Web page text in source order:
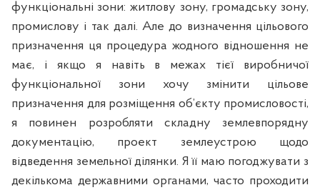
функціональні зони: житлову зону, громадську зону,
промислову і так далі. Але до визначення цільового
призначення ця процедура жодного відношення не
має, і якщо я навіть в межах тієї виробничої
функціональної зони хочу змінити цільове
призначення для розміщення об’єкту промисловості,
я повинен розробляти складну землевпорядну
документацію, проект землеустрою щодо
відведення земельної ділянки. Я її маю погоджувати з
декількома державними органами, часто проходити